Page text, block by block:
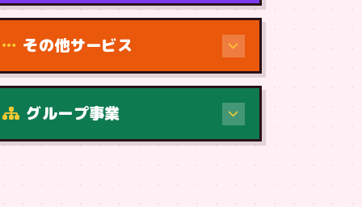
その他サービス
グループ事業